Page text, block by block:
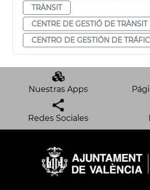
TRÀNSIT
CENTRE DE GESTIÓ DE TRÀNSIT
CENTRO DE GESTIÓN DE
Nuestras Apps
Redes Sociales